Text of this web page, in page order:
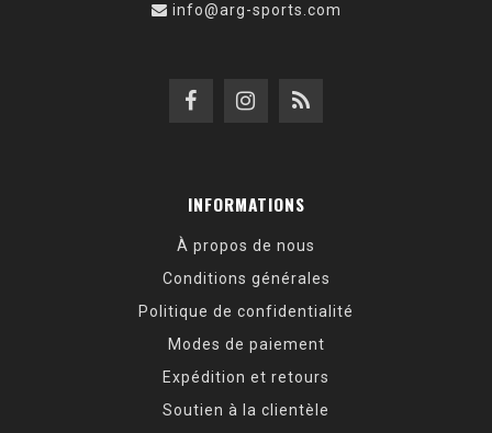
info@arg-sports.com
INFORMATIONS
À propos de nous
Conditions générales
Politique de confidentialité
Modes de paiement
Expédition et retours
Soutien à la clientèle